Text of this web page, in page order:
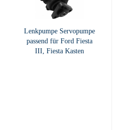
Lenkpumpe Servopumpe
passend für Ford Fiesta
III, Fiesta Kasten